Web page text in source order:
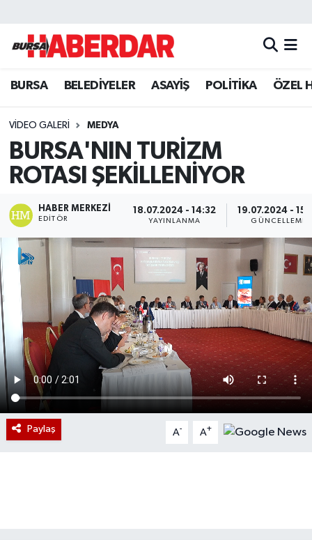
BURSA BELEDİYELER ASAYİŞ POLİTİKA ÖZEL
VIDEO GALERI MEDYA
BURSA'NIN TURİZM
ROTASI ŞEKİLLENİYOR
HABER MERKEZI
EDITÖR
18.07.2024 - 14:32
YAYINLANMA
19.07.2024 -
GÜNCELLEME
Paylaş A- A+
Hava Durumu
Trafik Durumu
Süper Lig Puan Durumu ve Fikstür
Tüm Manşetler